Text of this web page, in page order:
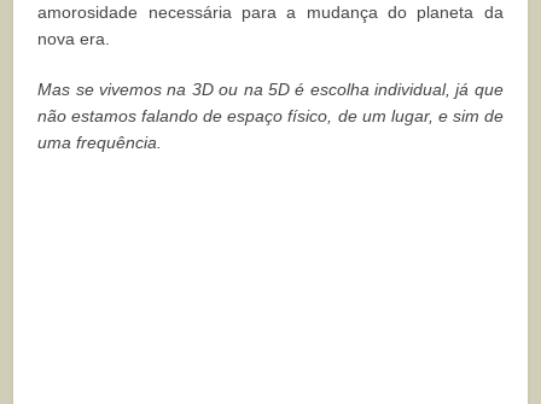
amorosidade necessária para a mudança do planeta da
nova era.
Mas se vivemos na 3D ou na 5D é escolha individual, já que
não estamos falando de espaço físico, de um lugar, e sim de
uma frequência.